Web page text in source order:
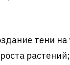
тени на
растений;